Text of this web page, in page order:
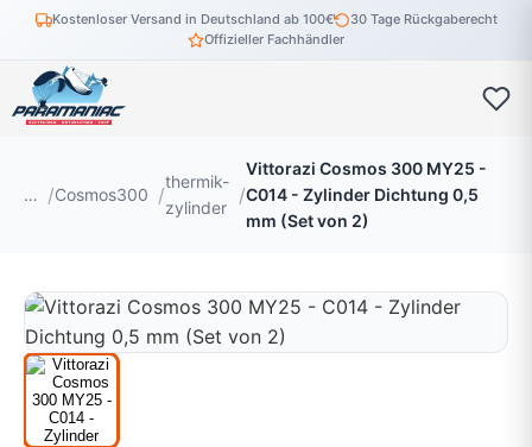
Kostenloser Versand in Deutschland ab 100€
30 Tage Rückgaberecht
Offizieller Fachhändler
… Cosmos300
thermik-
zylinder
Vittorazi Cosmos 300 MY25 -
C014 - Zylinder Dichtung 0,5
mm (Set von 2)